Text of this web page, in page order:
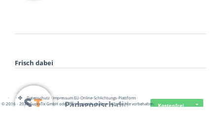
Frisch dabei
Pädagogisch-did… Kostenfrei
· · ·Datenschutz·Impressum EU-Online-Schlichtungs-Plattform·
© 2016 - 2026 SupraTix GmbH oder Partnergesellschaften - Alle Rechte vorbehalten.